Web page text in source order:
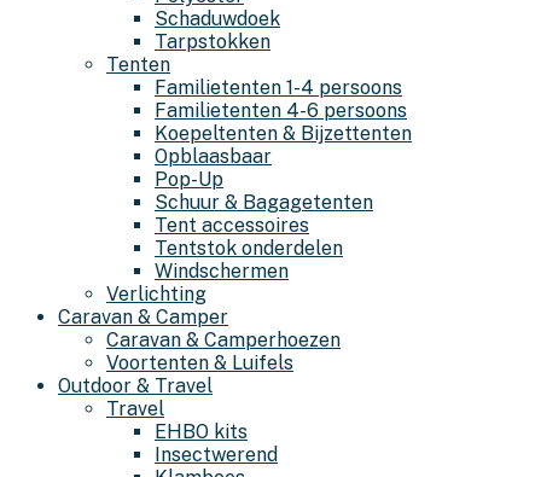
Schaduwdoek
Tarpstokken
Tenten
Familietenten 1-4 persoons
Familietenten 4-6 persoons
Koepeltenten & Bijzettenten
Opblaasbaar
Pop-Up
Schuur & Bagagetenten
Tent accessoires
Tentstok onderdelen
Windschermen
Verlichting
Caravan & Camper
Caravan & Camperhoezen
Voortenten & Luifels
Outdoor & Travel
Travel
EHBO kits
Insectwerend